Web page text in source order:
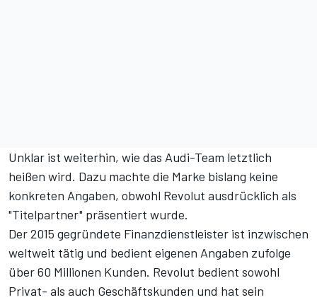
Unklar ist weiterhin, wie das Audi-Team letztlich
heißen wird. Dazu machte die Marke bislang keine
konkreten Angaben, obwohl Revolut ausdrücklich als
"Titelpartner" präsentiert wurde.
Der 2015 gegründete Finanzdienstleister ist inzwischen
weltweit tätig und bedient eigenen Angaben zufolge
über 60 Millionen Kunden. Revolut bedient sowohl
Privat- als auch Geschäftskunden und hat sein